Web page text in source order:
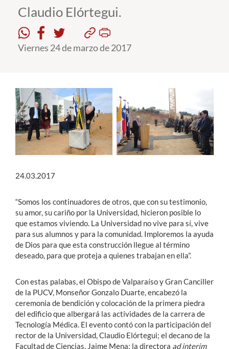
Formación Continua
Estudiantes
Alumni
English
Claudio Elórtegui.
Viernes 24 de marzo de 2017
24.03.2017
“Somos los continuadores de otros, que con su testimonio,
su amor, su cariño por la Universidad, hicieron posible lo
que estamos viviendo. La Universidad no vive para sí, vive
para sus alumnos y para la comunidad. Imploremos la ayuda
de Dios para que esta construcción llegue al término
deseado, para que proteja a quienes trabajan en ella”.
Con estas palabas, el Obispo de Valparaíso y Gran Canciller
de la PUCV, Monseñor Gonzalo Duarte, encabezó la
ceremonia de bendición y colocación de la primera piedra
del edificio que albergará las actividades de la carrera de
Tecnología Médica. El evento contó con la participación del
rector de la Universidad, Claudio Elórtegui; el decano de la
Facultad de Ciencias, Jaime Mena; la directora ad interim